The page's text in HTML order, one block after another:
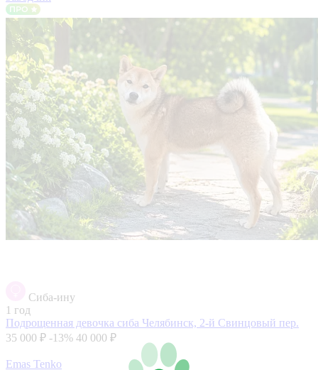
Сиба-ину
1 год
Подрощенная девочка сиба Челябинск, 2-й Свинцовый пер.
35 000 ₽ -13% 40 000 ₽
Emas Tenko